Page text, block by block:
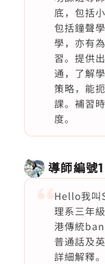
底，包括
包括鐘聲
學，亦有
習。提供
通，了解
策略，能
課。補習
度。
導師編號
Hello我叫
理系三年
港傳統
普通話及
詳細解釋